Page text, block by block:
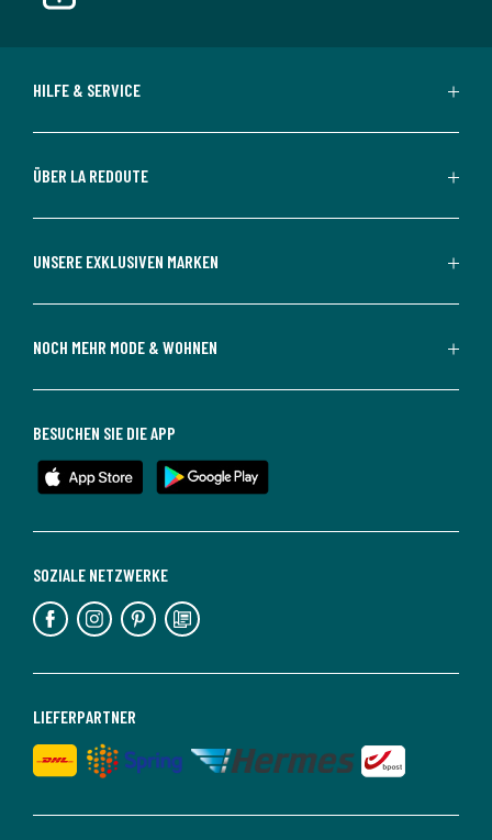
HILFE & SERVICE
ÜBER LA REDOUTE
UNSERE EXKLUSIVEN MARKEN
NOCH MEHR MODE & WOHNEN
LIEFERPARTNER
SOZIALE NETZWERKE
BESUCHEN SIE DIE APP